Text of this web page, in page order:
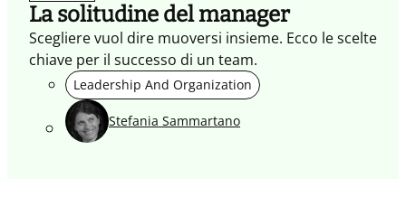
La solitudine del manager
Scegliere vuol dire muoversi insieme. Ecco le scelte
chiave per il successo di un team.
Leadership And Organization
Stefania Sammartano